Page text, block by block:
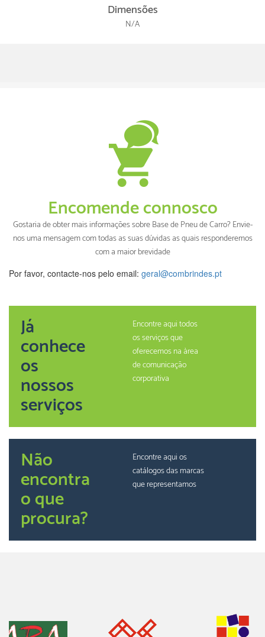
Dimensões
N/A
Encomende connosco
Gostaria de obter mais informações sobre Base de Pneu de Carro? Envie-
nos uma mensagem com todas as suas dúvidas as quais responderemos
com a maior brevidade
Por favor, contacte-nos pelo email: geral@combrindes.pt
Já
conhece
os
nossos
serviços
Encontre aqui todos
os serviços que
oferecemos na àrea
de comunicação
corporativa
Não
encontra
o que
procura?
Encontre aqui os
catálogos das marcas
que representamos